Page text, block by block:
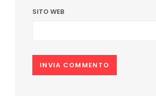
SITO WEB